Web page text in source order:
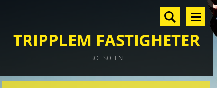
TRIPPLEM FASTIGHETER
BO I SOLEN